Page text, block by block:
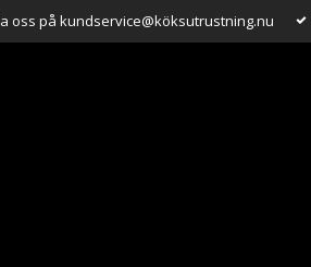
oss på kundservice@köksutrustning.nu